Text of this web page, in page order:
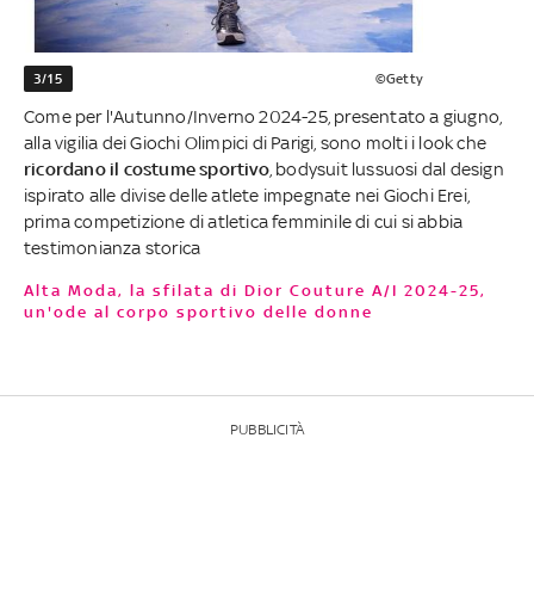
3/15 ©Getty
Come per l'Autunno/Inverno 2024-25, presentato a giugno,
alla vigilia dei Giochi Olimpici di Parigi, sono molti i look che
ricordano il costume sportivo, bodysuit lussuosi dal design
ispirato alle divise delle atlete impegnate nei Giochi Erei,
prima competizione di atletica femminile di cui si abbia
testimonianza storica
Alta Moda, la sfilata di Dior Couture A/I 2024-25,
un'ode al corpo sportivo delle donne
PUBBLICITÀ